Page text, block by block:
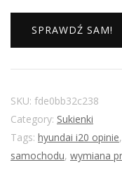
SPRAWDŹ SAM!
SKU: fde0bb32c238
Category: Sukienki
Tags: hyundai i20 opinie,
samochodu, wymiana